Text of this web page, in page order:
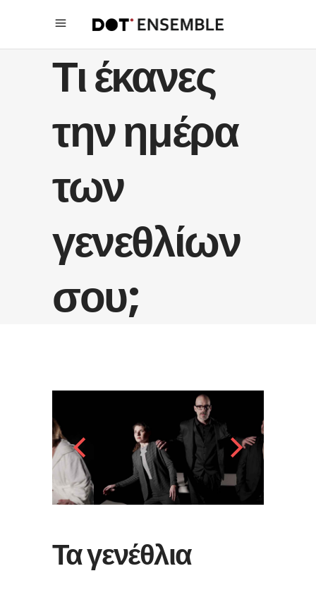
Τι έκανες
την ημέρα
των
γενεθλίων
σου;
Τα γενέθλια